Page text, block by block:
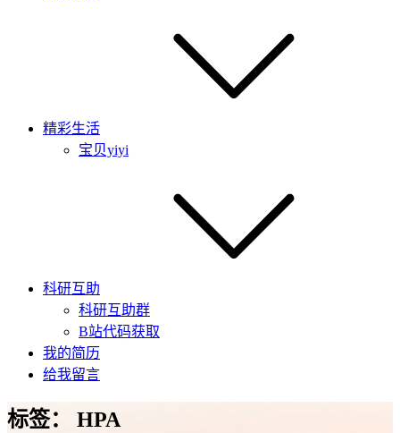
精彩生活
宝贝yiyi
科研互助
科研互助群
B站代码获取
我的简历
给我留言
标签： HPA